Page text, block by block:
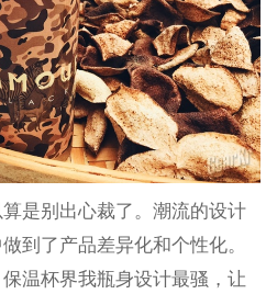
是别出心裁了。潮流的设计
到了产品差异化和个性化。
温杯界我瓶身设计最骚，让